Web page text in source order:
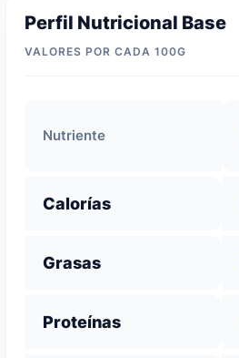
Perfil Nutricional Base
VALORES POR CADA 100G
Nutriente
Calorías
Grasas
Proteínas